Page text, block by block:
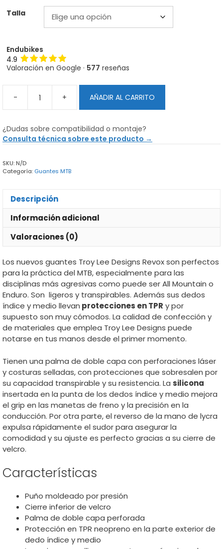
Talla
Endubikes
4.9
Valoración en Google · 577 reseñas
-
Guantes
Troy
Designs
Revox
+ AÑADIR AL CARRITO
¿Dudas sobre compatibilidad o montaje?
Consulta técnica sobre este producto →
SKU: N/D
Categoría: Guantes MTB
Descripción
Información adicional
Valoraciones (0)
Los nuevos guantes Troy Lee Designs Revox son perfectos
para la práctica del MTB, especialmente para las
disciplinas más agresivas como puede ser All Mountain o
Enduro. Son ligeros y transpirables. Además sus dedos
índice y medio llevan protecciones en TPR y por
supuesto son muy cómodos. La calidad de confección y
de materiales que emplea Troy Lee Designs puede
notarse en tus manos desde el primer momento.
Tienen una palma de doble capa con perforaciones láser
y costuras selladas, con protecciones que sobresalen por
su capacidad transpirable y su resistencia. La silicona
insertada en la punta de los dedos índice y medio mejora
el grip en las manetas de freno y la precisión en la
conducción. Por otra parte, el reverso de la mano de lycra
expulsa rápidamente el sudor para asegurar la
comodidad y su ajuste es perfecto gracias a su cierre de
velcro.
Características
Puño moldeado por presión
Cierre inferior de velcro
Palma de doble capa perforada
Protección en TPR neopreno en la parte exterior de
dedo índice y medio